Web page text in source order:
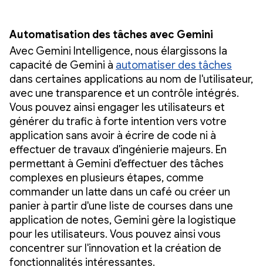
Automatisation des tâches avec Gemini
Avec Gemini Intelligence, nous élargissons la
capacité de Gemini à automatiser des tâches
dans certaines applications au nom de l'utilisateur,
avec une transparence et un contrôle intégrés.
Vous pouvez ainsi engager les utilisateurs et
générer du trafic à forte intention vers votre
application sans avoir à écrire de code ni à
effectuer de travaux d'ingénierie majeurs. En
permettant à Gemini d'effectuer des tâches
complexes en plusieurs étapes, comme
commander un latte dans un café ou créer un
panier à partir d'une liste de courses dans une
application de notes, Gemini gère la logistique
pour les utilisateurs. Vous pouvez ainsi vous
concentrer sur l'innovation et la création de
fonctionnalités intéressantes.